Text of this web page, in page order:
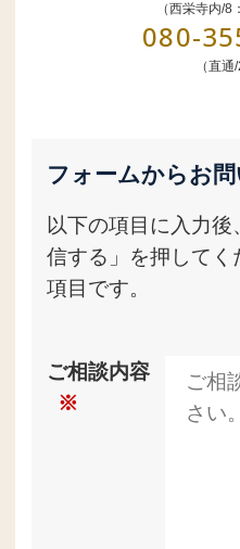
（西栄寺内/8
080-
（直通
フォームからお
以下の項目に入力
信する」を押して
項目です。
ご相談内容
※